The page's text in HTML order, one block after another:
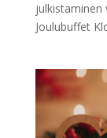
julkistaminen
Joulubuffet